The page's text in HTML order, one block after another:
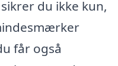
du ikke kun,
får også